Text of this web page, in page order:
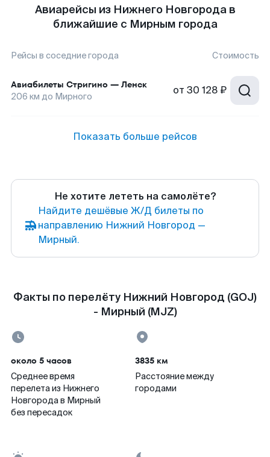
Авиарейсы из Нижнего Новгорода в
ближайшие с Мирным города
Рейсы в соседние города Стоимость
Авиабилеты Стригино — Ленск
206 км до Мирного от 30 128 ₽
Показать больше рейсов
Не хотите лететь на самолёте?
Найдите дешёвые Ж/Д билеты по
направлению Нижний Новгород —
Мирный.
Факты по перелёту Нижний Новгород (GOJ)
- Мирный (MJZ)
около 5 часов
Среднее время
перелета из Нижнего
Новгорода в Мирный
без пересадок
3835 км
Расстояние между
городами